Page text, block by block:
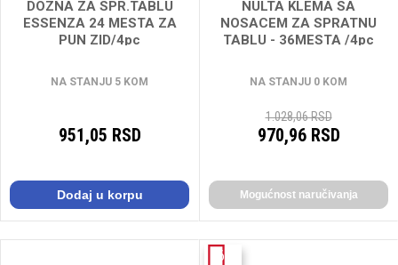
DOZNA ZA SPR.TABLU
ESSENZA 24 MESTA ZA
PUN ZID/4pc
NA STANJU 5 KOM
951,05 RSD
Dodaj u korpu
NULTA KLEMA SA
NOSACEM ZA SPRATNU
TABLU - 36MESTA /4pc
NA STANJU 0 KOM
1.028,06 RSD
970,96 RSD
Mogućnost naručivanja
-6%